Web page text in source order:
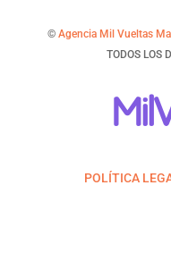
©Agencia Mil Vueltas
TODOS LOS
POLÍTICA